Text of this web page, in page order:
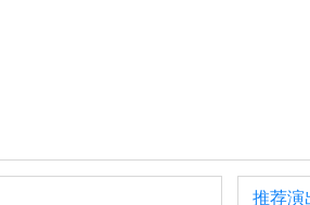
推荐演